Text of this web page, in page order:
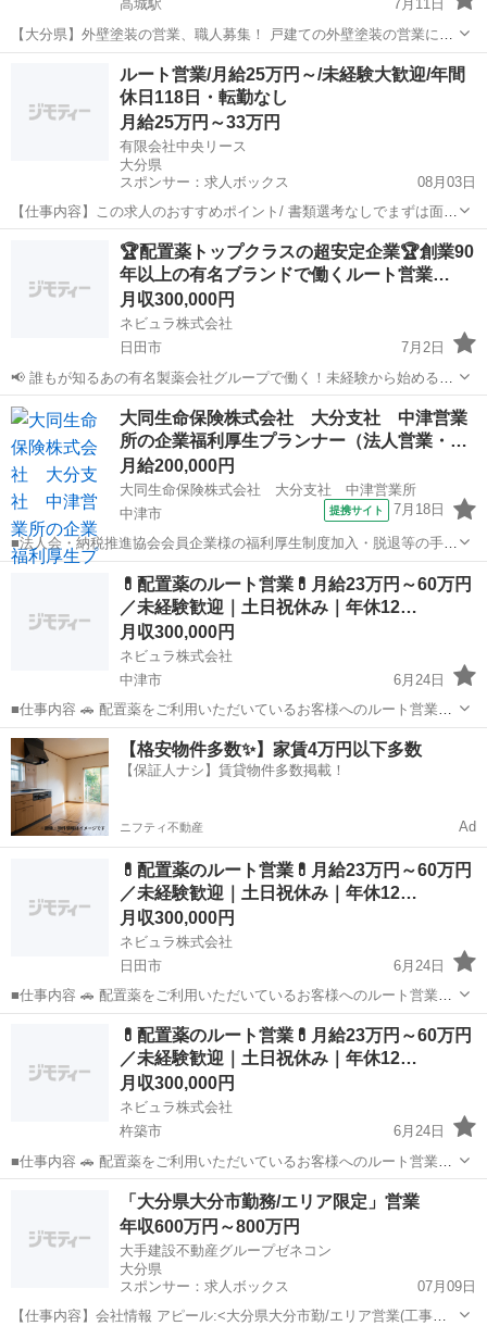
高城駅
7月11日
【大分県】外壁塗装の営業、職人募集！ 戸建ての外壁塗装の営業にな
ります🏠 エリアは大分県内一円です！ ■仕事内容 営業 ・戸建て住宅
への外壁塗装のご提案 ・ヒアリング〜契約まで 職人 ・戸建住宅の塗
装 ■給与 営業...
高城駅 営業 職人
ルート営業/月給25万円～/未経験大歓迎/年間
休日118日・転勤なし
月給25万円～33万円
有限会社中央リース
大分県
スポンサー：求人ボックス
08月03日
【仕事内容】この求人のおすすめポイント/ 書類選考なしでまずは面接
へご案内 転勤なしで大好きな地元・大分に密着して働ける 入社後3ヶ
月の丁寧な研修制度で未経験でも安心 年間休日118日でプライベート
も大切にできる <具体的な仕事内...
🏆配置薬トップクラスの超安定企業🏆創業90
年以上の有名ブランドで働くルート営業…
月収300,000円
ネビュラ株式会社
日田市
7月2日
📢 誰もが知るあの有名製薬会社グループで働く！未経験から始めるル
ート営業（正社員） ✨【まずはここだけ！】この求人の3大魅力 --------
------------------------------------ ...
大分 営業 未経験
大同生命保険株式会社 大分支社 中津営業
所の企業福利厚生プランナー（法人営業・…
月給200,000円
大同生命保険株式会社 大分支社 中津営業所
中津市
提携サイト 7月18日
■法人会・納税推進協会会員企業様の福利厚生制度加入・脱退等の手続
きなどをお任せします。 家庭訪問ではなく、会員である法人企業様へ
と出向き、当社のお薦めするプランのご案内などがメイン。個人宅訪
問や知人・友人への保険勧誘は一切あ...
代理店営業
💊配置薬のルート営業💊月給23万円～60万円
／未経験歓迎｜土日祝休み｜年休12…
月収300,000円
ネビュラ株式会社
中津市
6月24日
■仕事内容 🚗 配置薬をご利用いただいているお客様へのルート営業を
担当していただきます。 飛び込み営業ではなく、既存のお客様への定
期訪問が中心のため、未経験の方でもスタートしやすい営業職です。
創業90年以上の...
大分 中津市 営業 未経験
【格安物件多数✨】家賃4万円以下多数
【保証人ナシ】賃貸物件多数掲載！
ニフティ不動産 Ad
💊配置薬のルート営業💊月給23万円～60万円
／未経験歓迎｜土日祝休み｜年休12…
月収300,000円
ネビュラ株式会社
日田市
6月24日
■仕事内容 🚗 配置薬をご利用いただいているお客様へのルート営業を
担当していただきます。 飛び込み営業ではなく、既存のお客様への定
期訪問が中心のため、未経験の方でもスタートしやすい営業職です。
創業90年以上の...
営業 未経験
💊配置薬のルート営業💊月給23万円～60万円
／未経験歓迎｜土日祝休み｜年休12…
月収300,000円
ネビュラ株式会社
杵築市
6月24日
■仕事内容 🚗 配置薬をご利用いただいているお客様へのルート営業を
担当していただきます。 飛び込み営業ではなく、既存のお客様への定
期訪問が中心のため、未経験の方でもスタートしやすい営業職です。
創業90年以上の...
営業 未経験
「大分県大分市勤務/エリア限定」営業
年収600万円～800万円
大手建設不動産グループゼネコン
大分県
スポンサー：求人ボックス
07月09日
【仕事内容】会社情報 アピール:<大分県大分市勤/エリア営業(工事受